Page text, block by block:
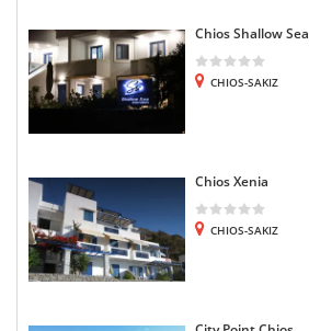
Chios Shallow Sea
CHIOS-SAKIZ
Chios Xenia
CHIOS-SAKIZ